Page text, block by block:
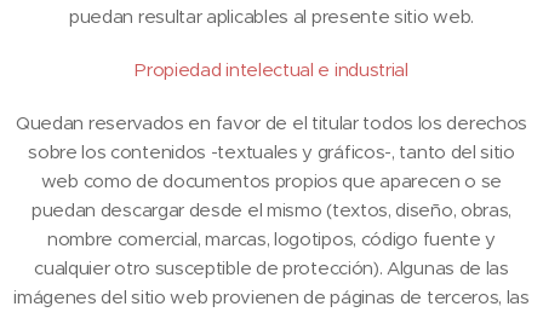
puedan resultar aplicables al presente sitio web.
Propiedad intelectual e industrial
Quedan reservados en favor de el titular todos los derechos
sobre los contenidos -textuales y gráficos-, tanto del sitio
web como de documentos propios que aparecen o se
puedan descargar desde el mismo (textos, diseño, obras,
nombre comercial, marcas, logotipos, código fuente y
cualquier otro susceptible de protección). Algunas de las
imágenes del sitio web provienen de páginas de terceros, las